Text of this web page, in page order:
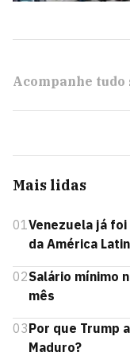
Acompanhe tudo
Mais lidas
01 Venezuela já
da América
02Salário mínimo
mês
03Por que Trump
Maduro?